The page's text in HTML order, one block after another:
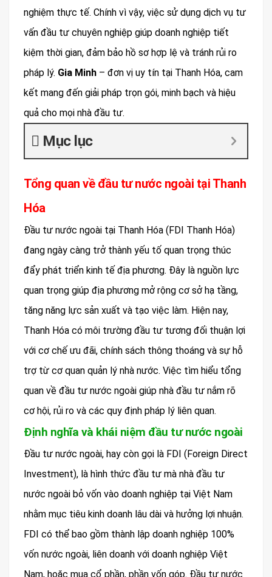
nghiệm thực tế. Chính vì vậy, việc sử dụng dịch vụ tư
vấn đầu tư chuyên nghiệp giúp doanh nghiệp tiết
kiệm thời gian, đảm bảo hồ sơ hợp lệ và tránh rủi ro
pháp lý. Gia Minh – đơn vị uy tín tại Thanh Hóa, cam
kết mang đến giải pháp trọn gói, minh bạch và hiệu
quả cho mọi nhà đầu tư.
Mục lục
Tổng quan về đầu tư nước ngoài tại Thanh
Hóa
Đầu tư nước ngoài tại Thanh Hóa (FDI Thanh Hóa)
đang ngày càng trở thành yếu tố quan trọng thúc
đẩy phát triển kinh tế địa phương. Đây là nguồn lực
quan trọng giúp địa phương mở rộng cơ sở hạ tầng,
tăng năng lực sản xuất và tạo việc làm. Hiện nay,
Thanh Hóa có môi trường đầu tư tương đối thuận lợi
với cơ chế ưu đãi, chính sách thông thoáng và sự hỗ
trợ từ cơ quan quản lý nhà nước. Việc tìm hiểu tổng
quan về đầu tư nước ngoài giúp nhà đầu tư nắm rõ
cơ hội, rủi ro và các quy định pháp lý liên quan.
Định nghĩa và khái niệm đầu tư nước ngoài
Đầu tư nước ngoài, hay còn gọi là FDI (Foreign Direct
Investment), là hình thức đầu tư mà nhà đầu tư
nước ngoài bỏ vốn vào doanh nghiệp tại Việt Nam
nhằm mục tiêu kinh doanh lâu dài và hưởng lợi nhuận.
FDI có thể bao gồm thành lập doanh nghiệp 100%
vốn nước ngoài, liên doanh với doanh nghiệp Việt
Nam, hoặc mua cổ phần, phần vốn góp. Đầu tư nước